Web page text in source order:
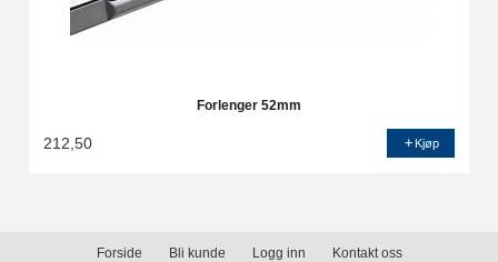
Forlenger 52mm
212,50 Kjøp
Forside Bli kunde Logg inn Kontakt oss